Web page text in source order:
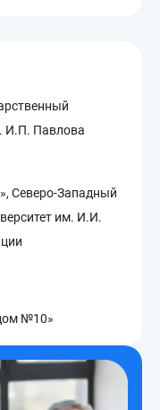
И.П. Павлова
Северо-Западный
им. И.И.
№10»